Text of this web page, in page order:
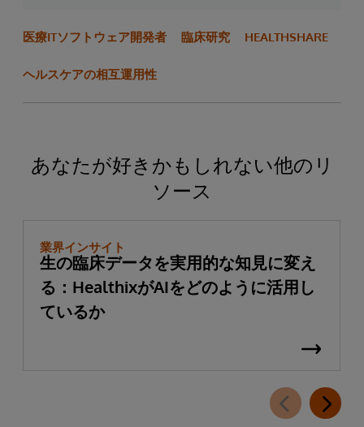
医療ITソフトウェア開発者 臨床研究 HEALTHSHARE
ヘルスケアの相互運用性
あなたが好きかもしれない他のリ
ソース
業界インサイト
生の臨床データを実用的な知見に変え
る：HealthixがAIをどのように活用し
ているか